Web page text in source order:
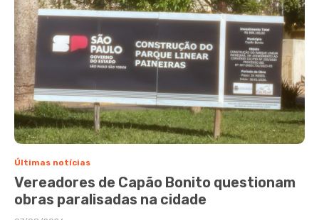
Últimas notícias
Vereadores de Capão Bonito questionam
obras paralisadas na cidade